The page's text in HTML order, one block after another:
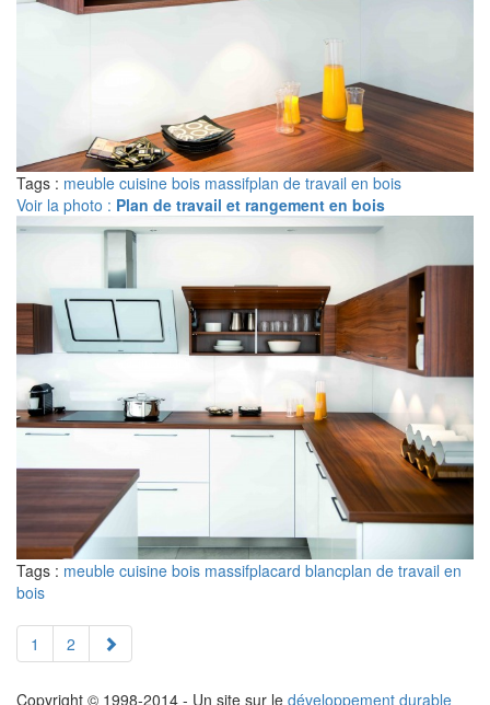
Tags : meuble cuisine bois massifplan de travail en bois
Voir la photo : Plan de travail et rangement en bois
Tags : meuble cuisine bois massifplacard blancplan de travail en
bois
1 2
Copyright © 1998-2014 - Un site sur le développement durable